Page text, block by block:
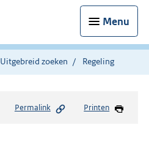
Menu
Uitgebreid zoeken Regeling
Permalink Printen